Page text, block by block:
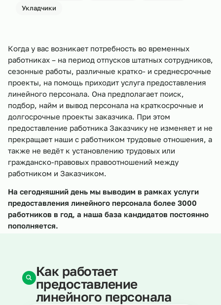
Укладчики
Когда у вас возникает потребность во временных
работниках – на период отпусков штатных сотрудников,
сезонные работы, различные кратко- и среднесрочные
проекты, на помощь приходит услуга предоставления
линейного персонала. Она предполагает поиск,
подбор, найм и вывод персонала на краткосрочные и
долгосрочные проекты заказчика. При этом
предоставление работника Заказчику не изменяет и не
прекращает наши с работником трудовые отношения, а
также не ведёт к установлению трудовых или
гражданско-правовых правоотношений между
работником и Заказчиком.
На сегодняшний день мы выводим в рамках услуги
предоставления линейного персонала более 3000
работников в год, а наша база кандидатов постоянно
пополняется.
Как работает
предоставление
линейного персонала